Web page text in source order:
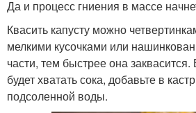
Да и процесс гниения в массе
Квасить капусту можно
мелкими кусочками или
части, тем быстрее она
будет хватать сока, добавьте в
подсоленной воды.